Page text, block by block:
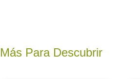
Más Para Descubrir